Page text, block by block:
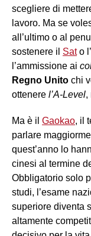
scegliere di
lavoro. Ma se
all’ultimo o al
sostenere il Sato l’
l’ammissione ai
Regno Unito chi
ottenere l’A-Level,
Ma è il Gaokao, il
parlare
quest’anno lo
cinesi al termine
Obbligatorio solo
studi, l’esame
superiore diventa
altamente